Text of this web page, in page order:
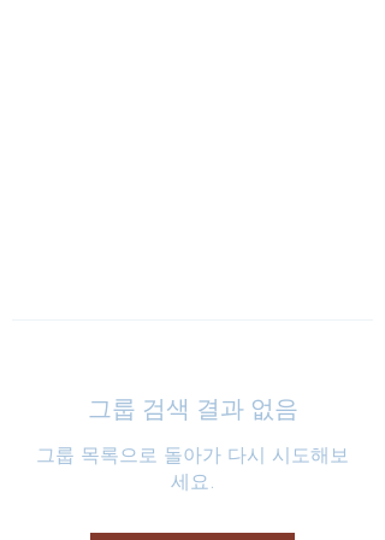
그룹 검색 결과 없음
그룹 목록으로 돌아가 다시 시도해보
세요.